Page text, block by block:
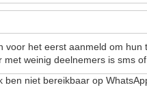
voor het eerst aanmeld om
weinig deelnemers is sms
niet bereikbaar op